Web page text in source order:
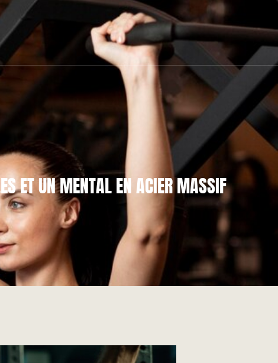
ET UN MENTAL EN ACIER MASSIF